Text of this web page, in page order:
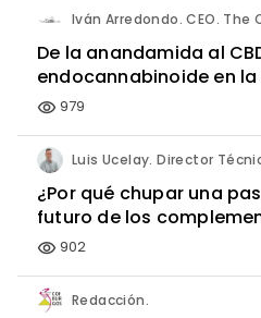
Iván Arredondo. CEO. The
De la anandamida al
endocannabinoide en la
visibility 979
Luis Ucelay. Director
¿Por qué chupar una
futuro de los
visibility 902
Redacción.